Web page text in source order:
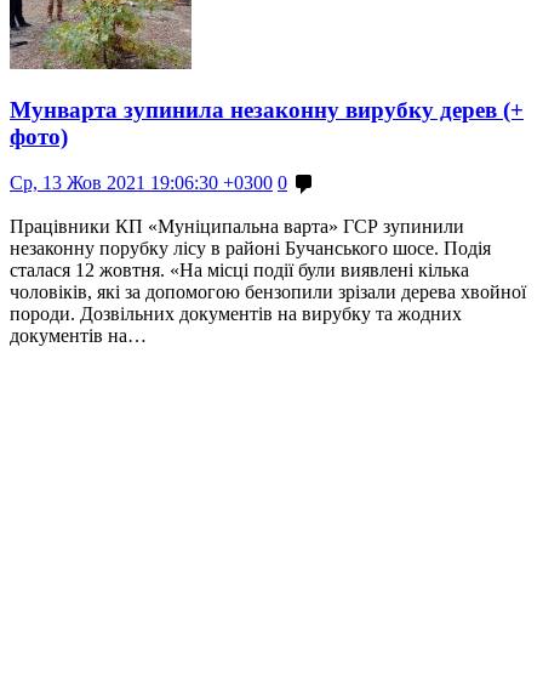
Мунварта зупинила незаконну вирубку дерев (+
фото)
Ср, 13 Жов 2021 19:06:30 +0300 0
Працівники КП «Муніципальна варта» ГСР зупинили
незаконну порубку лісу в районі Бучанського шосе. Подія
сталася 12 жовтня. «На місці події були виявлені кілька
чоловіків, які за допомогою бензопили зрізали дерева хвойної
породи. Дозвільних документів на вирубку та жодних
документів на…